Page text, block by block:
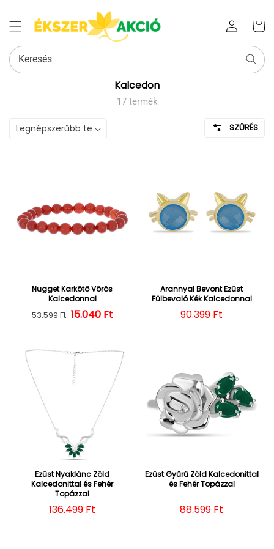
Bejelentkezés
kosara
Keresés
Kollekció:
Kalcedon
17 termék
SZŰRÉS
Nugget Karkötő Vörös
Kalcedonnal
Normál ár
53.599 Ft Kedvezményes ár
15.040 Ft
Arannyal Bevont Ezüst
Fülbevaló Kék Kalcedonnal
Normál ár
90.399 Ft
Ezüst Nyaklánc Zöld
Kalcedonittal és Fehér
Topázzal
Normál ár
136.499 Ft
Ezüst Gyűrű Zöld Kalcedonittal
és Fehér Topázzal
Normál ár
88.599 Ft